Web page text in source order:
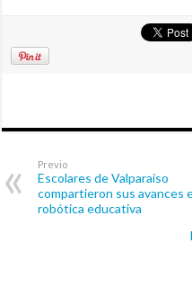
Previo
Escolares de Valparaíso
compartieron sus avances
robótica educativa